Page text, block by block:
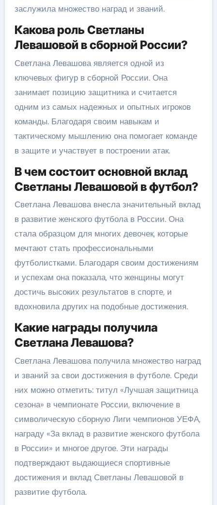
заслужила множество наград и званий.
Какова роль Светланы
Левашовой в сборной России?
Светлана Левашова является одной из
ключевых фигур в сборной России. Она
занимает позицию защитника и считается
одним из самых надежных и опытных игроков
команды. Благодаря своим навыкам и
тактическому мышлению она помогает команде
в защите и участвует в построении атак.
В чем состоит основной вклад
Светланы Левашовой в футбол?
Светлана Левашова внесла значительный вклад
в развитие женского футбола в России. Она
стала образцом для многих девочек, которые
мечтают стать профессиональными
футболистками. Благодаря своим достижениям
и успехам она показала, что женщины могут
достичь высоких результатов в спорте, и
вдохновила других на подобные достижения.
Какие награды получила
Светлана Левашова?
Светлана Левашова получила множество наград
и званий за свои достижения в футболе. Среди
них можно отметить: титул «Лучшая защитница
сезона» в чемпионате России, включение в
символическую сборную Лиги чемпионов УЕФА,
награду «За вклад в развитие женского футбола
в России» и многое другое. Эти награды
подтверждают выдающиеся спортивные
достижения и вклад Светланы Левашовой в
развитие футбола.